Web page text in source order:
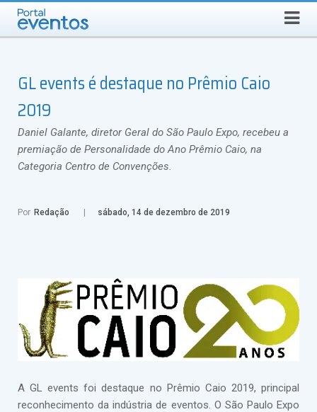
Select Language ▼
GL events é destaque no Prêmio Caio
2019
Daniel Galante, diretor Geral do São Paulo Expo, recebeu a
premiação de Personalidade do Ano Prêmio Caio, na
Categoria Centro de Convenções.
Por Redação sábado, 14 de dezembro de 2019
A GL events foi destaque no Prêmio Caio 2019, principal
reconhecimento da indústria de eventos. O São Paulo Expo